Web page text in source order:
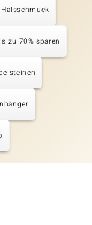
Halsschmuck
zu 70% sparen